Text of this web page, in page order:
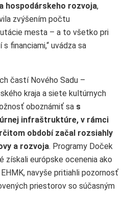
hospodárskeho rozvoja,
zvýšením počtu
mesta – a to všetko pri
financiami,“ uvádza sa
častí Nového Sadu –
kraja a siete kultúrnych
oboznámiť sa s
infraštruktúre, v rámci
období začal rozsiahly
a rozvoja. Programy Doček
získali európske ocenenia ako
navyše pritiahli pozornosť
priestorov so súčasným